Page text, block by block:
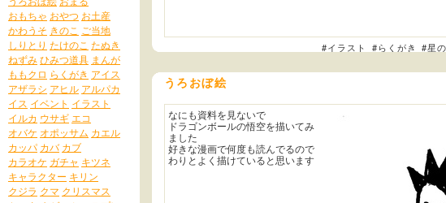
おもちゃ おやつ お土産
かわうそ きのこ ご当地
しりとり たけのこ たぬき
ねずみひみつ道具 まんが
ももクロ らくがき アイス
アザラシ アヒル アルパカ
イス イベント イラスト
イルカ ウサギ エコ
オバケ オポッサム カエル
カッパ カバ カブ
カラオケ ガチャ キツネ
キャラクター キリン
クジラ クマ クリスマス
#イラスト #らくがき #星
うろおぼ絵
なにも資料を見ないで
ドラゴンボールの悟空を描いてみ
ました
好きな漫画で何度も読んでるので
わりとよく描けていると思います